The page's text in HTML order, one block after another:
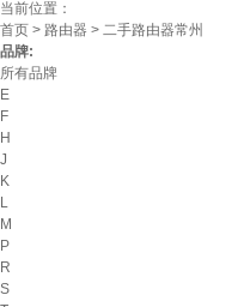
当前位置：
首页 > 路由器 > 二手路由器常州
品牌:
所有品牌
E
F
H
J
K
L
M
P
R
S